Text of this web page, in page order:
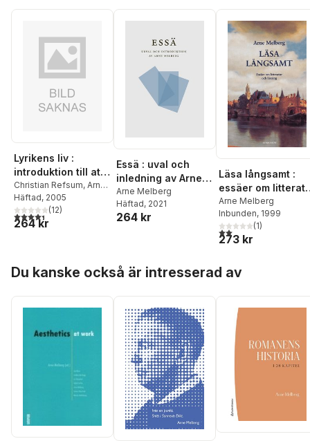
Lyrikens liv :
introduktion till att
läsa dikt
Christian Refsum, Arne
Melberg,Christian
Janss
Häftad, 2005
4,4utav 5 stjärnor. Totalt antal röster:
(12)
264 kr
Essä : uval och
inledning av Arne
Melberg
Arne Melberg
Häftad, 2021
264 kr
Läsa långsamt :
essäer om
och läsning
Arne Melberg
Inbunden, 1999
2,0utav 5 stjärnor.
(1)
273 kr
Du kanske också är intresserad av